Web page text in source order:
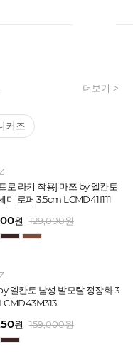
더보기 >
커즈
로 엠제이 착용] 인텐스 by 엘
성 클래식 스니커즈 3cm LC
원 129,000원
엘칸토 남성 플레인 볼륨 컵
커즈 3cm LCMS62M613
원 179,000원
로 라키 착용] 마쯔 by 엘칸토
미 로퍼 3.5cm LCMD41I111
원 129,000원
엘칸토 남성 발모랄 정장화 3.
원 159,000원
착용] 마쯔 by 엘칸토 남성 캐
렉시블 로퍼 2cm LCMC93M
원 159,000원
엘칸토 남성 스트랩 로퍼 2c
원 159,000원
엘칸토 남성 캐주얼 더비 슈
LCMC21M326
원 129,000원
엘칸토 남성 캐주얼 컴포트화
원 129,000원
로 엠제이 착용] 인텐스 by 엘
성 클래식 스니커즈 3cm LC
원 129,000원
엘칸토 남성 플레인 볼륨 컵
커즈 3cm LCMS62M613
원 179,000원
로 라키 착용] 마쯔 by 엘칸토
미 로퍼 3.5cm LCMD41I111
원 129,000원
엘칸토 남성 발모랄 정장화 3.
원 159,000원